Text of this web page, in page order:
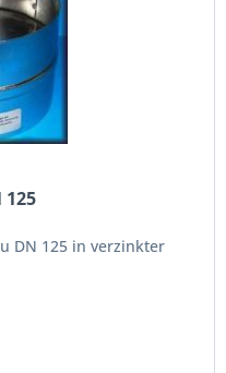
125
DN 125 in verzinkter